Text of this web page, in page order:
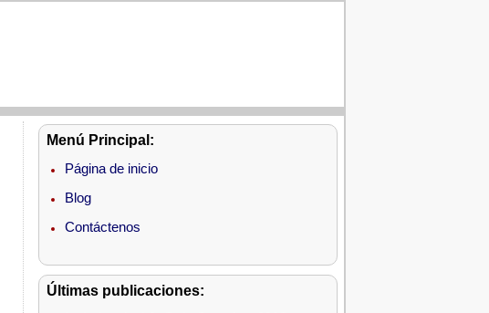
Menú Principal:
Página de inicio
Blog
Contáctenos
Últimas publicaciones: